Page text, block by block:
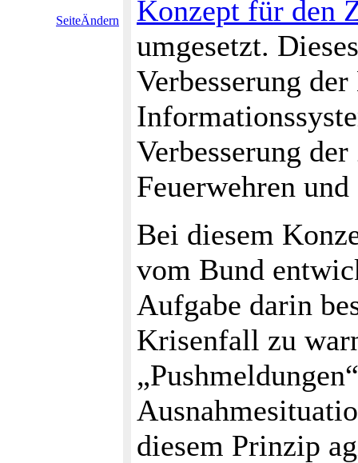
SeiteÄndern
Konzept für den
umgesetzt.
Verbesserung
Verbesserung
Feuerwehren
Bei diesem
vom Bund
Aufgabe darin
Krisenfall zu
diesem Prinzip